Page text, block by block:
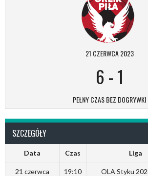
21 CZERWCA 2023
6 -1
PEŁNY CZAS BEZ DOGRYWKI
SZCZEGÓŁY
Data Czas Liga
21 czerwca
19:10
OLA Styku